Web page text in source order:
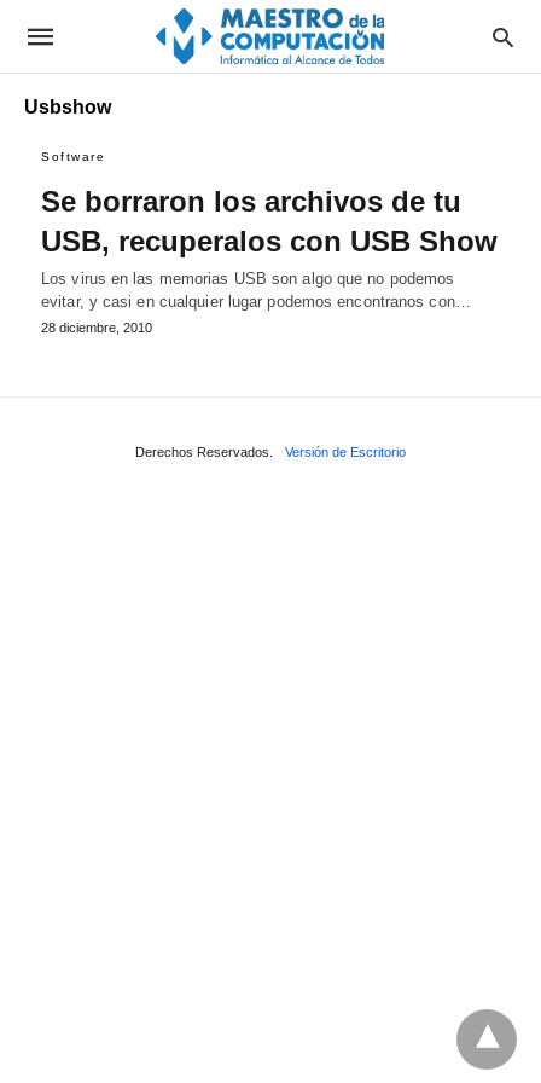
Usbshow
Software
Se borraron los archivos de tu
USB, recuperalos con USB Show
Los virus en las memorias USB son algo que no podemos
evitar, y casi en cualquier lugar podemos encontranos con…
28 diciembre, 2010
Derechos Reservados. Versión de Escritorio